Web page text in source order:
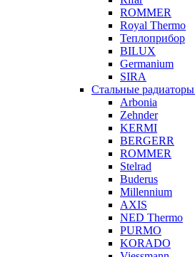
ROMMER
Royal Thermo
Теплоприбор
BILUX
Germanium
SIRA
Стальные радиаторы
Arbonia
Zehnder
KERMI
BERGERR
ROMMER
Stelrad
Buderus
Millennium
AXIS
NED Thermo
PURMO
KORADO